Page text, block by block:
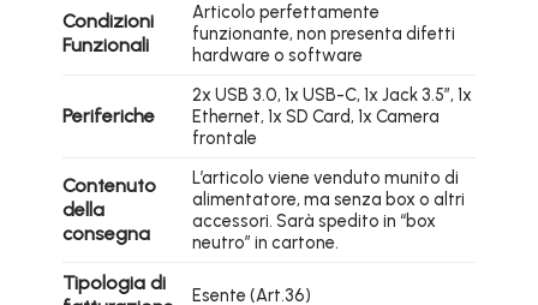
Condizioni
Funzionali
Articolo perfettamente
funzionante, non presenta difetti
hardware o software
Periferiche
2x USB 3.0, 1x USB-C, 1x Jack 3.5″, 1x
Ethernet, 1x SD Card, 1x Camera
frontale
Contenuto
della
consegna
L’articolo viene venduto munito di
alimentatore, ma senza box o altri
accessori. Sarà spedito in “box
neutro” in cartone.
Tipologia di
Esente (Art.36)